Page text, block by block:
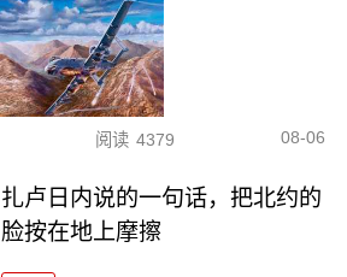
阅读 4379 08-06
扎卢日内说的一句话，把北约的
脸按在地上摩擦